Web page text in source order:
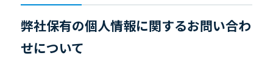
弊社保有の個人情報に関するお問い合わ
せについて